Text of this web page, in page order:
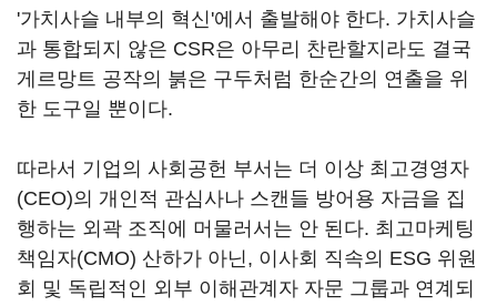
'가치사슬 내부의 혁신'에서 출발해야 한다. 가치사슬
과 통합되지 않은 CSR은 아무리 찬란할지라도 결국
게르망트 공작의 붉은 구두처럼 한순간의 연출을 위
한 도구일 뿐이다.
따라서 기업의 사회공헌 부서는 더 이상 최고경영자
(CEO)의 개인적 관심사나 스캔들 방어용 자금을 집
행하는 외곽 조직에 머물러서는 안 된다. 최고마케팅
책임자(CMO) 산하가 아닌, 이사회 직속의 ESG 위원
회 및 독립적인 외부 이해관계자 자문 그룹과 연계되